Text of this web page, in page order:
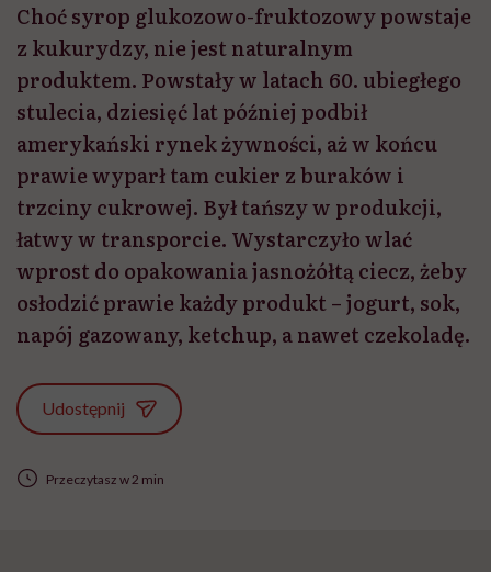
Choć syrop glukozowo-fruktozowy powstaje
z kukurydzy, nie jest naturalnym
produktem. Powstały w latach 60. ubiegłego
stulecia, dziesięć lat później podbił
amerykański rynek żywności, aż w końcu
prawie wyparł tam cukier z buraków i
trzciny cukrowej. Był tańszy w produkcji,
łatwy w transporcie. Wystarczyło wlać
wprost do opakowania jasnożółtą ciecz, żeby
osłodzić prawie każdy produkt – jogurt, sok,
napój gazowany, ketchup, a nawet czekoladę.
Udostępnij
Przeczytasz w 2 min